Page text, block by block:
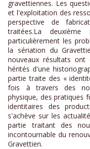
gravettiennes. Les
et l'exploitation des
perspective de
traitées.La deuxième
particulièrement les
la sériation du
nouveaux résultats ont
hérités d'une
partie traite des «
fois à travers des
physique, des pratiques
identitaires des
s'achève sur les
partie traitant des
incontournable du
Gravettien.